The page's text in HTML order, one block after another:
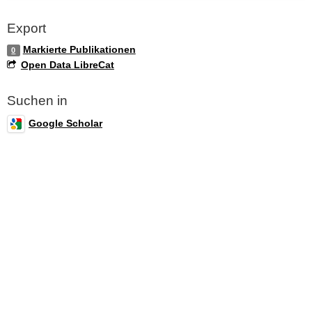
Export
0
Markierte Publikationen
Open Data LibreCat
Suchen in
Google Scholar